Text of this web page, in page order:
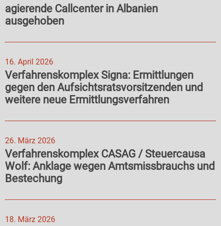
agierende Callcenter in Albanien
ausgehoben
16. April 2026
Verfahrenskomplex Signa: Ermittlungen
gegen den Aufsichtsratsvorsitzenden und
weitere neue Ermittlungsverfahren
26. März 2026
Verfahrenskomplex CASAG / Steuercausa
Wolf: Anklage wegen Amtsmissbrauchs und
Bestechung
18. März 2026